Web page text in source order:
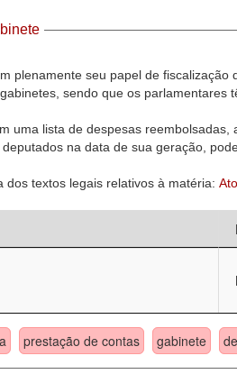
plenamente seu papel de
sendo que os parlamentares
uma lista de despesas
na data de sua geração,
dos textos legais relativos à matéria:
prestação de contas gabinete